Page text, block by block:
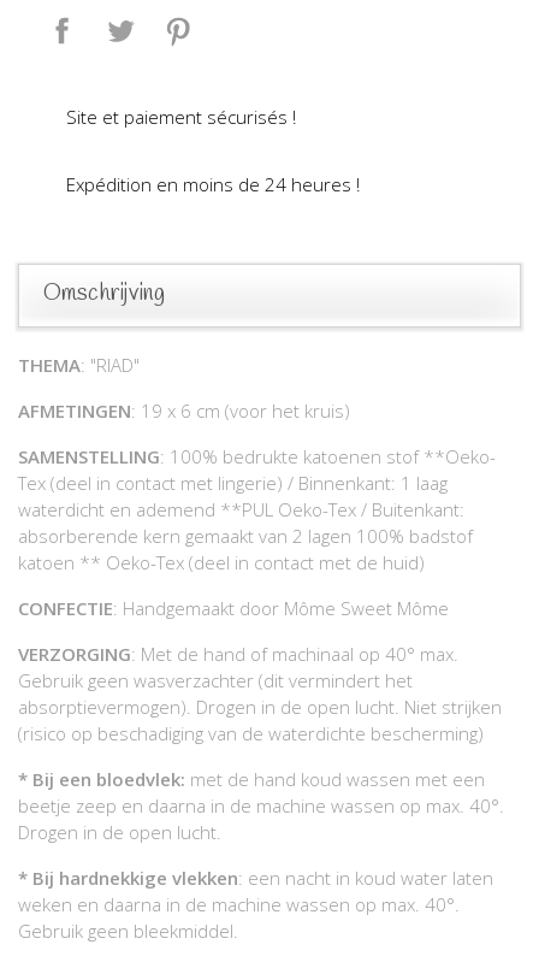
Delen Tweet
Site et paiement sécurisés !
Expédition en moins de 24 heures !
Omschrijving
THEMA: "RIAD"
AFMETINGEN: 19 x 6 cm (voor het kruis)
SAMENSTELLING: 100% bedrukte katoenen stof **Oeko-
Tex (deel in contact met lingerie) / Binnenkant: 1 laag
waterdicht en ademend **PUL Oeko-Tex / Buitenkant:
absorberende kern gemaakt van 2 lagen 100% badstof
katoen ** Oeko-Tex (deel in contact met de huid)
CONFECTIE: Handgemaakt door Môme Sweet Môme
VERZORGING: Met de hand of machinaal op 40° max.
Gebruik geen wasverzachter (dit vermindert het
absorptievermogen). Drogen in de open lucht. Niet strijken
(risico op beschadiging van de waterdichte bescherming)
* Bij een bloedvlek: met de hand koud wassen met een
beetje zeep en daarna in de machine wassen op max. 40°.
Drogen in de open lucht.
* Bij hardnekkige vlekken: een nacht in koud water laten
weken en daarna in de machine wassen op max. 40°.
Gebruik geen bleekmiddel.